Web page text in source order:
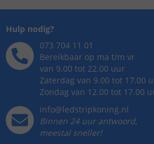
Hulp nodig?
073 704 11 01
Bereikbaar op ma t/m vr
van 9.00 tot 22.00 uur
Zaterdag van 9.00 tot 17.00
Zondag van 12.00 tot 17.00
info@ledstripkoning.nl
Binnen 24 uur antwoord,
meestal sneller!